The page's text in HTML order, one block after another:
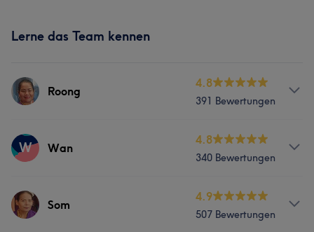
Lerne das Team kennen
Roong
4.8
391 Bewertungen
Services
Was unsere Kunden über Roong sagen
W Wan
4.8
340 Bewertungen
Services
Som
4.9
507 Bewertungen